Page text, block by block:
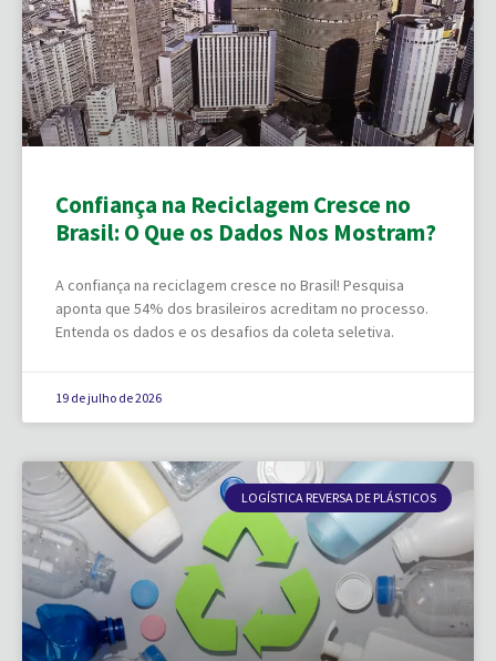
Confiança na Reciclagem Cresce no
Brasil: O Que os Dados Nos Mostram?
A confiança na reciclagem cresce no Brasil! Pesquisa
aponta que 54% dos brasileiros acreditam no processo.
Entenda os dados e os desafios da coleta seletiva.
19 de julho de 2026
LOGÍSTICA REVERSA DE PLÁSTICOS